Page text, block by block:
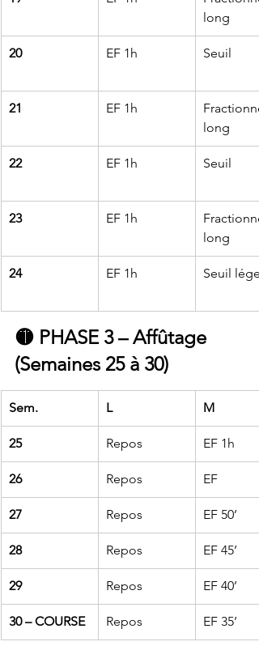
long
20 EF 1h Seuil
21 EF 1h
long
22 EF 1h Seuil
23 EF 1h
long
24 EF 1h Seuil léger
🟡 PHASE 3 – Affûtage
(Semaines 25 à 30)
Sem. L M
25 Repos EF 1h
26 Repos EF
27 Repos EF 50’
28 Repos EF 45’
29 Repos EF 40’
30 – COURSE Repos EF 35’